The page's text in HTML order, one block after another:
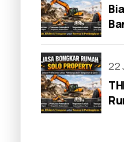
22